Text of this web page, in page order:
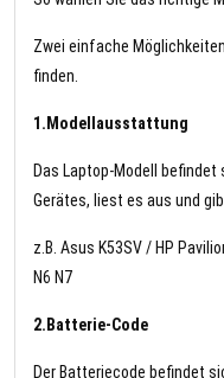
Zwei einfache
finden.
1.Modellausstattung
Das Laptop-Modell
Gerätes, liest es aus und
z.B. Asus K53SV / HP
N6 N7
2.Batterie-Code
Der Batteriecode befindet